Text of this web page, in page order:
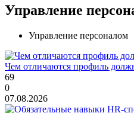
Управление
Управление персоналом
Чем отличаются профиль
69
0
07.08.2026